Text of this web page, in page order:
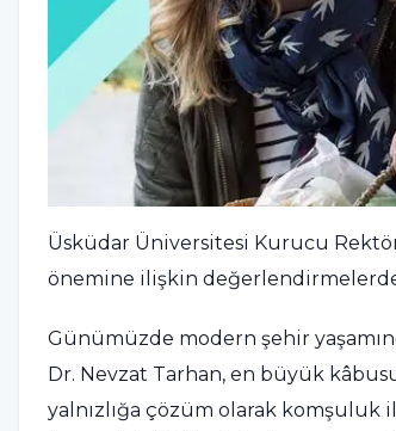
Üsküdar Üniversitesi Kurucu
önemine ilişkin
Günümüzde modern şehir
Dr. Nevzat Tarhan, en büyük
yalnızlığa çözüm olarak